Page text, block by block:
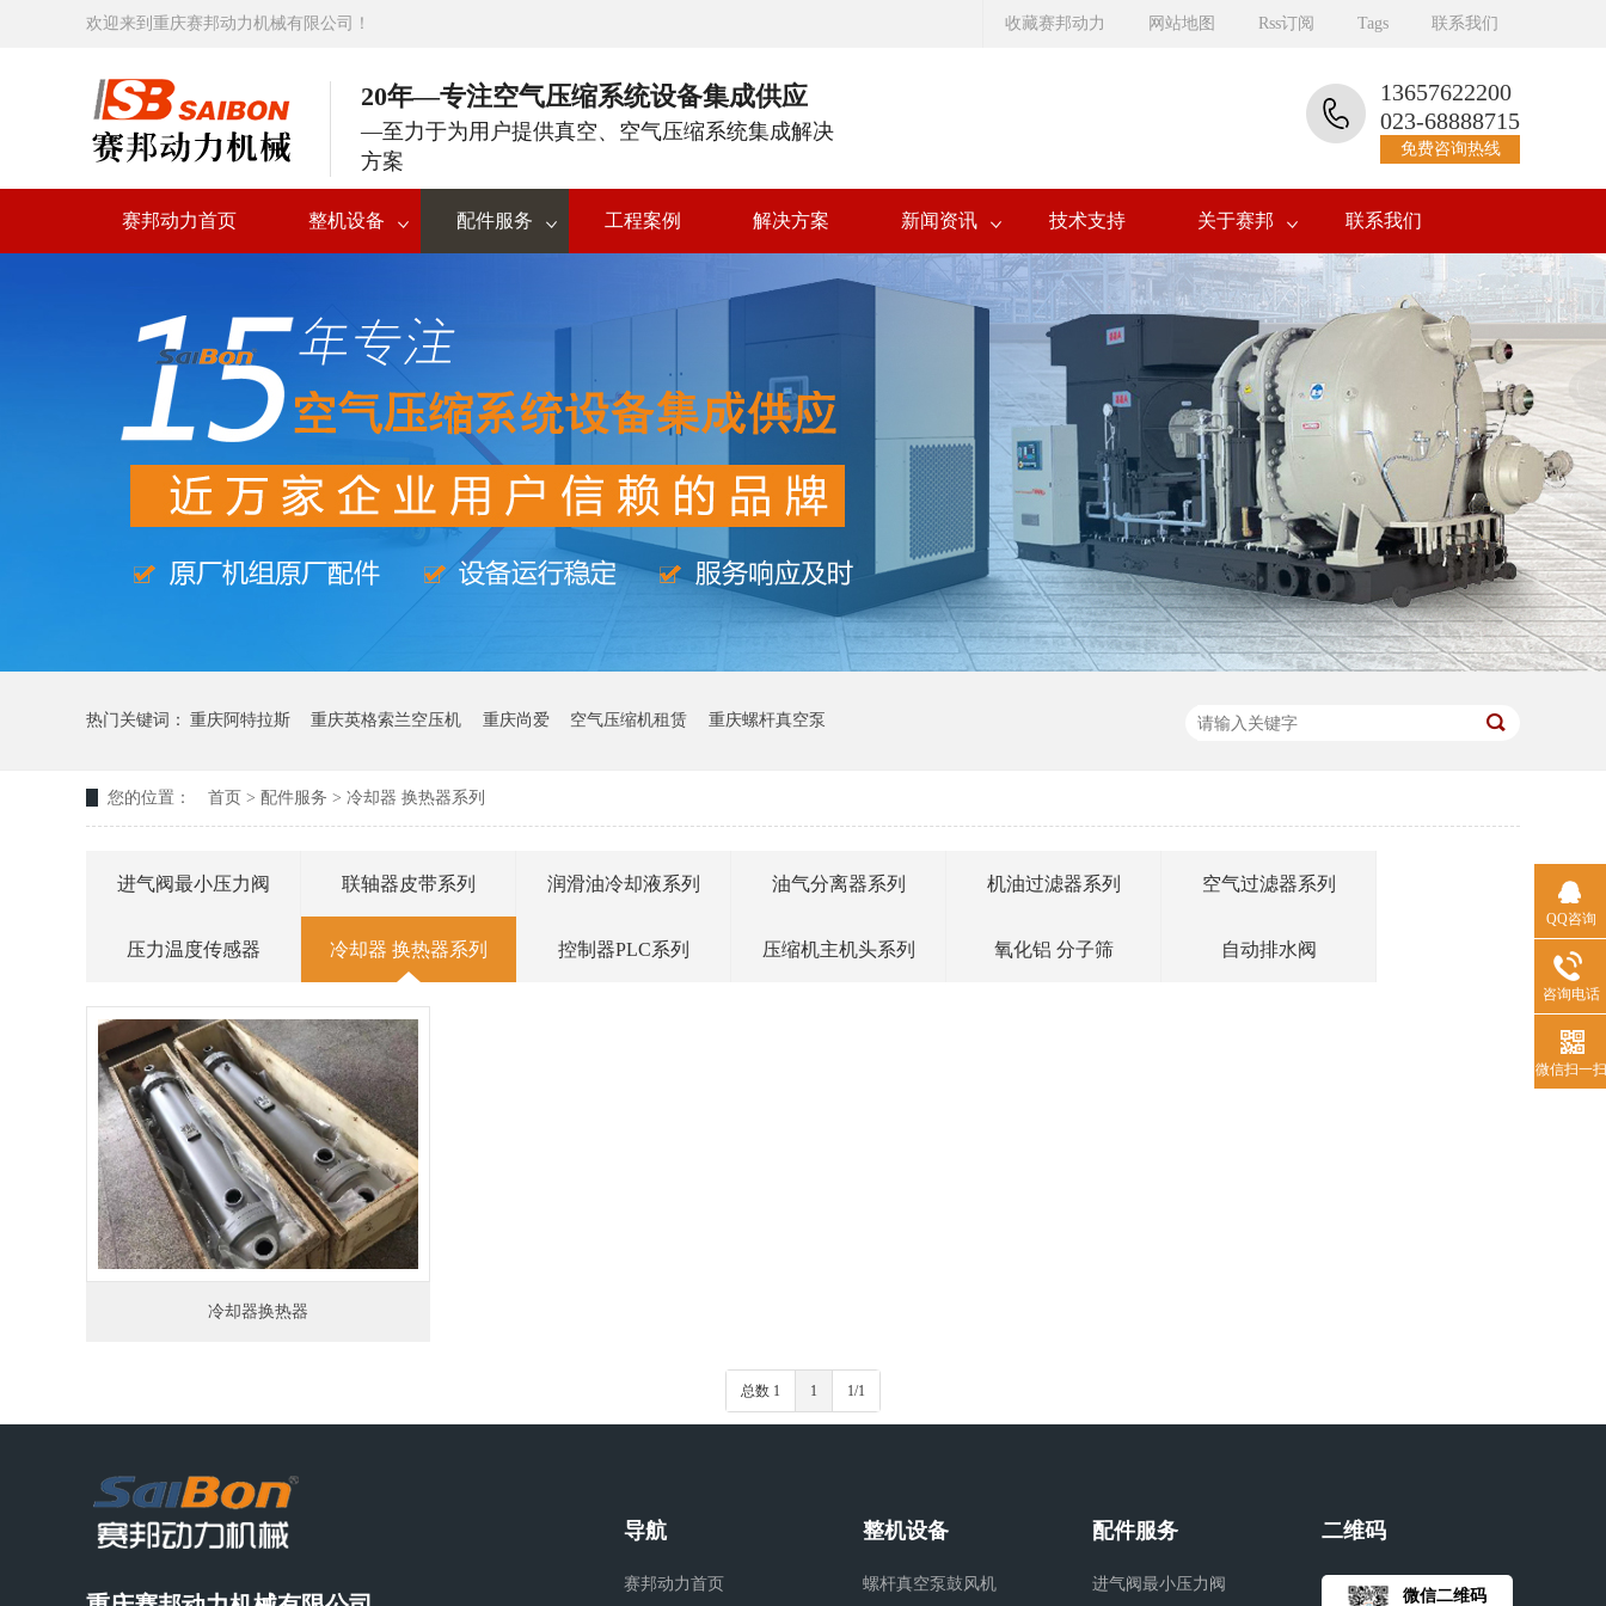
收藏赛邦动力 网站地图 Rss订阅 Tags 联系我们
欢迎来到重庆赛邦动力机械有限公司！
20年—专注空气压缩系统设备集成供应
—至力于为用户提供真空、空气压缩系统集成解决
方案
13657622200
023-68888715
免费咨询热线
赛邦动力首页 整机设备 配件服务 工程案例 解决方案 新闻资讯 技术支持 关于赛邦 联系我们
热门关键词： 重庆阿特拉斯 重庆英格索兰空压机 重庆尚爱 空气压缩机租赁 重庆螺杆真空泵
您的位置： 首页 > 配件服务 > 冷却器 换热器系列
进气阀最小压力阀 联轴器皮带系列 润滑油冷却液系列 油气分离器系列 机油过滤器系列 空气过滤器系列
压力温度传感器 冷却器 换热器系列 控制器PLC系列 压缩机主机头系列 氧化铝 分子筛 自动排水阀
冷却器换热器
总数 1 1 1/1
导航
赛邦动力首页
整机设备
螺杆真空泵鼓风机
配件服务
进气阀最小压力阀
二维码
微信二维码
QQ咨询
咨询电话
微信扫一扫